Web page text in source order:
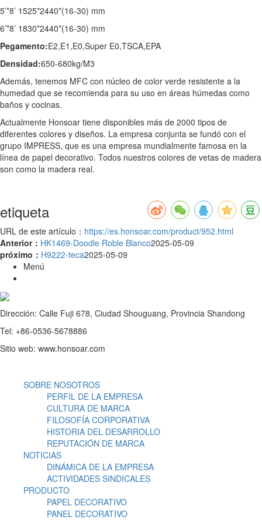
5’*8’ 1525*2440*(16-30) mm
6’*8’ 1830*2440*(16-30) mm
Pegamento:E2,E1,E0,Super E0,TSCA,EPA
Densidad:650-680kg/M3
Además, tenemos MFC con núcleo de color verde resistente a la
humedad que se recomienda para su uso en áreas húmedas como
baños y cocinas.
Actualmente Honsoar tiene disponibles más de 2000 tipos de
diferentes colores y diseños. La empresa conjunta se fundó con el
grupo IMPRESS, que es una empresa mundialmente famosa en la
línea de papel decorativo. Todos nuestros colores de vetas de madera
son como la madera real.
etiqueta
URL de este artículo： https://es.honsoar.com/product/952.html
Anterior： HK1469-Doodle Roble Blanco2025-05-09
próximo： H9222-teca2025-05-09
Menú
Dirección: Calle Fuji 678, Ciudad Shouguang, Provincia Shandong
Tel: +86-0536-5678886
Sitio web: www.honsoar.com
SOBRE NOSOTROS
PERFIL DE LA EMPRESA
CULTURA DE MARCA
FILOSOFÍA CORPORATIVA
HISTORIA DEL DESARROLLO
REPUTACIÓN DE MARCA
NOTICIAS
DINÁMICA DE LA EMPRESA
ACTIVIDADES SINDICALES
PRODUCTO
PAPEL DECORATIVO
PANEL DECORATIVO